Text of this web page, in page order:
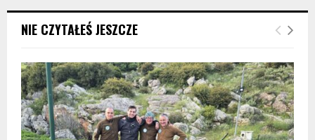
NIE CZYTAŁEŚ JESZCZE